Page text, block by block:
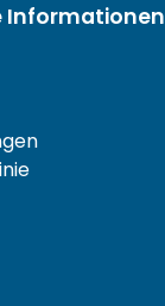
Informationen